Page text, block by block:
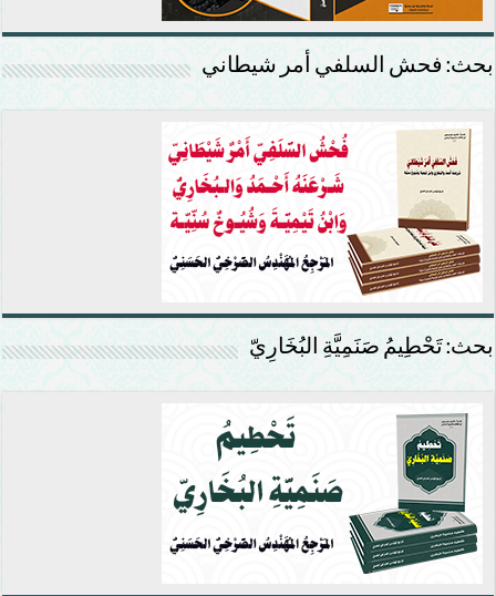
بحث: فحش السلفي أمر شيطاني
بحث: تَحْطِيمُ صَنَمِيَّةِ البُخَارِيّ